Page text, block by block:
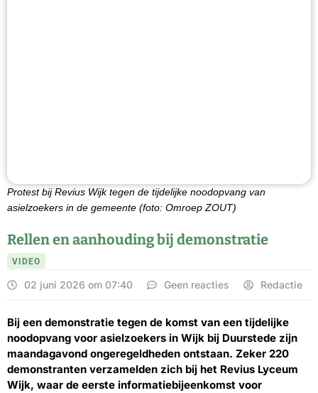
Protest bij Revius Wijk tegen de tijdelijke noodopvang van
asielzoekers in de gemeente (foto: Omroep ZOUT)
Rellen en aanhouding bij demonstratie
VIDEO
02 juni 2026 om 07:40 Geen reacties Redactie
Bij een demonstratie tegen de komst van een tijdelijke
noodopvang voor asielzoekers in Wijk bij Duurstede zijn
maandagavond ongeregeldheden ontstaan. Zeker 220
demonstranten verzamelden zich bij het Revius Lyceum
Wijk, waar de eerste informatiebijeenkomst voor